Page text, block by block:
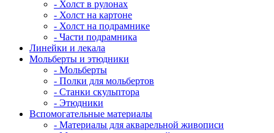
- Холст в рулонах
- Холст на картоне
- Холст на подрамнике
- Части подрамника
Линейки и лекала
Мольберты и этюдники
- Мольберты
- Полки для мольбертов
- Станки скульптора
- Этюдники
Вспомогательные материалы
- Материалы для акварельной живописи